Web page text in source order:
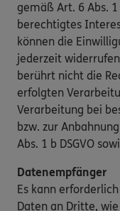
gemäß Art. 6 Abs. 1
berechtigtes
können die
jederzeit
berührt nicht die
erfolgten
Verarbeitung bei
bzw. zur
Abs. 1 b DSGVO
Datenempfänger
Es kann
Daten an Dritte,